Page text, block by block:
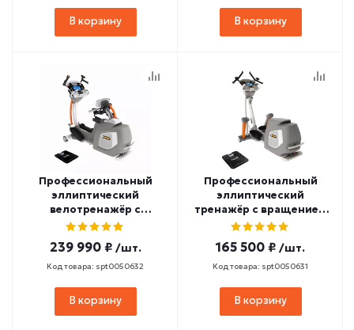
В корзину В корзину
Профессиональный
эллиптический
велотренажёр с
вращением торса
VI-RU
239 990 ₽ /шт.
Код товара: spt0050632
В корзину
Профессиональный
эллиптический
тренажёр с вращением
торса ATLANTIC MIAMI AT-
165 500 ₽ /шт.
Код товара: spt0050631
В корзину